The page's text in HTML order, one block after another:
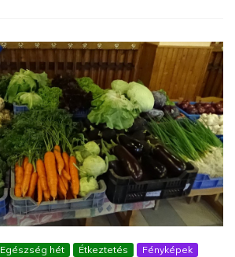
Egészség hét Étkeztetés
Fényképek